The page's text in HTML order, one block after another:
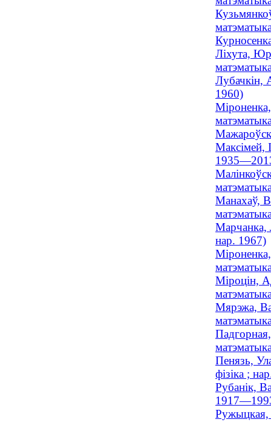
Ліхута,
Лубачкін,
1960)
Мiроненка,
Максімей,
Манахаў,
Марчанка,
нар. 1967)
Міроцін,
Мярэжа,
Пенязь,
фізіка ;
Рубанік,
Ружыцкая,